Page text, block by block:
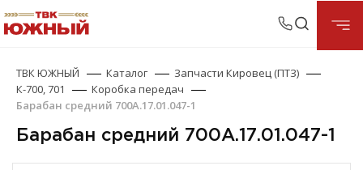
ТВК ЮЖНЫЙ Каталог
Запчасти Кировец (ПТЗ)
К-700, 701
Коробка передач
Барабан средний 700А.17.01.047-1
Барабан средний 700А.17.01.047-1